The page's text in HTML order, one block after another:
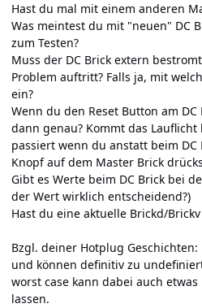
Hast du mal mit einem anderen
Was meintest du mit "neuen" DC
zum Testen?
Muss der DC Brick extern
Problem auftritt? Falls ja, mit
ein?
Wenn du den Reset Button am
dann genau? Kommt das Lauflicht
passiert wenn du anstatt beim DC
Knopf auf dem Master Brick
Gibt es Werte beim DC Brick bei
der Wert wirklich entscheidend?)
Hast du eine aktuelle Brickd/Brickv
Bzgl. deiner Hotplug
und können definitiv zu
worst case kann dabei auch
lassen.